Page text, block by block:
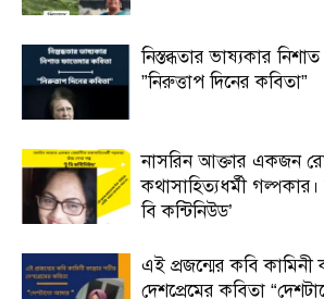
নিস্তব্ধতার ভাষ্যকার
”নিরুত্তাপ দিনের কবিতা”
নাসরিন আক্তার একজন
কথাসাহিত্যধর্মী
বি কন্টিনিউড’
এই প্রজন্মের কবি কামিনী
দেশপ্রেমের কবিতা